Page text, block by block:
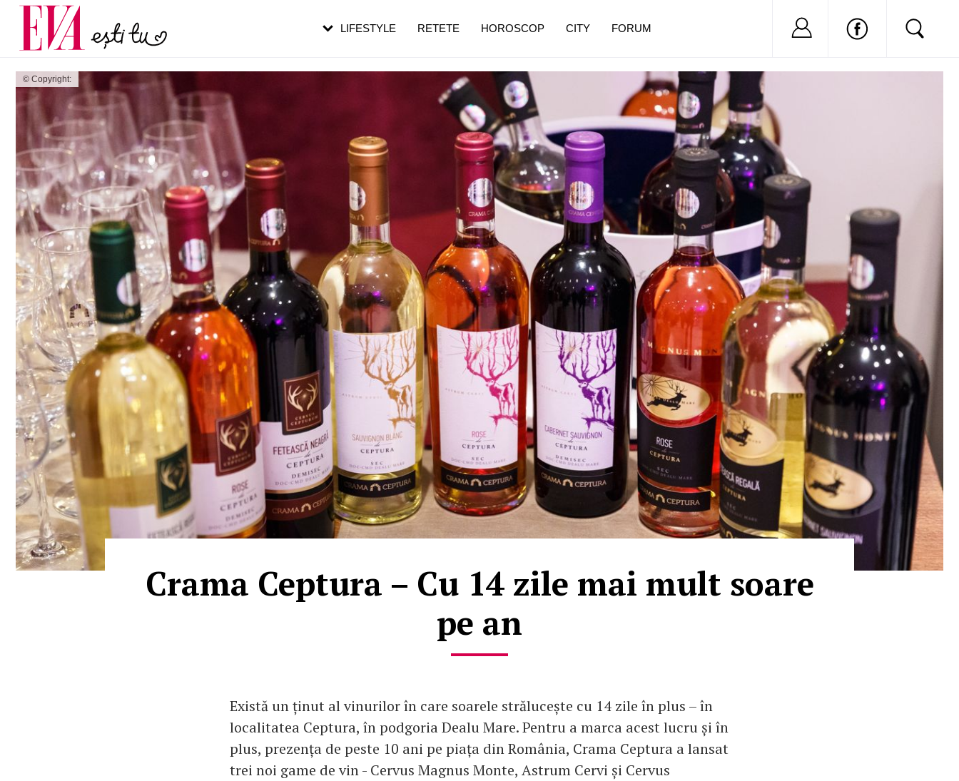
© Copyright:
Crama Ceptura – Cu 14 zile mai mult soare
pe an
Există un ținut al vinurilor în care soarele strălucește cu 14 zile în plus – în
localitatea Ceptura, în podgoria Dealu Mare. Pentru a marca acest lucru și în
plus, prezența de peste 10 ani pe piața din România, Crama Ceptura a lansat
trei noi game de vin - Cervus Magnus Monte, Astrum Cervi și Cervus
LIFESTYLE RETETE HOROSCOP CITY FORUM Nu ai cont?
Carieră
Actualitate
pe măsură ce înaintezi în vârstă